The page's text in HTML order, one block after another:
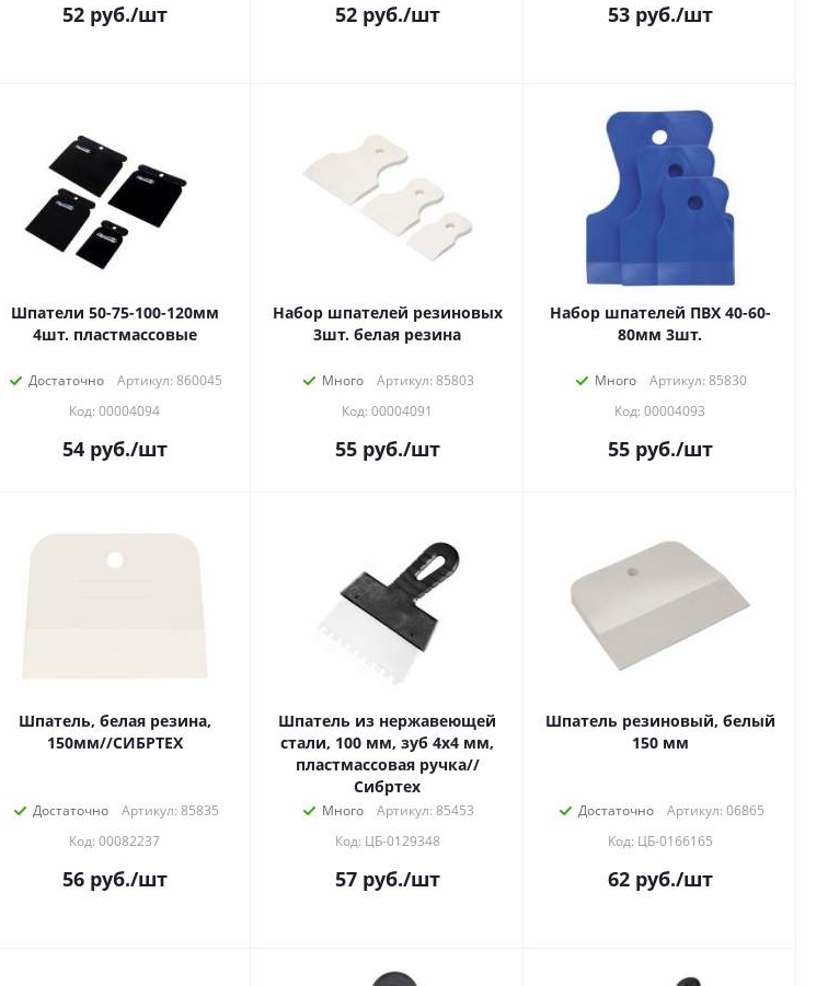
52руб./шт 52руб./шт 53руб./шт
Шпатели 50-75-100-120мм
4шт. пластмассовые
Достаточно
Артикул: 860045
Код: 00004094
54руб./шт
Набор шпателей резиновых
3шт. белая резина
Много
Артикул: 85803
Код: 00004091
55руб./шт
Набор шпателей ПВХ 40-60-
80мм 3шт.
Много
Артикул: 85830
Код: 00004093
55руб./шт
Шпатель, белая резина,
150мм//СИБРТЕХ
Достаточно
Артикул: 85835
Код: 00082237
56руб./шт
Шпатель из нержавеющей
стали, 100 мм, зуб 4х4 мм,
пластмассовая ручка//
Сибртех
Много
Артикул: 85453
Код: ЦБ-0129348
57руб./шт
Шпатель резиновый, белый
150 мм
Достаточно
Артикул: 06865
Код: ЦБ-0166165
62руб./шт